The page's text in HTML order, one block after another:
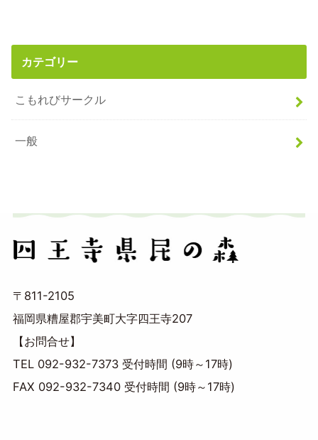
カテゴリー
こもれびサークル
一般
〒811-2105
福岡県糟屋郡宇美町大字四王寺207
【お問合せ】
TEL 092-932-7373 受付時間 (9時～17時)
FAX 092-932-7340 受付時間 (9時～17時)